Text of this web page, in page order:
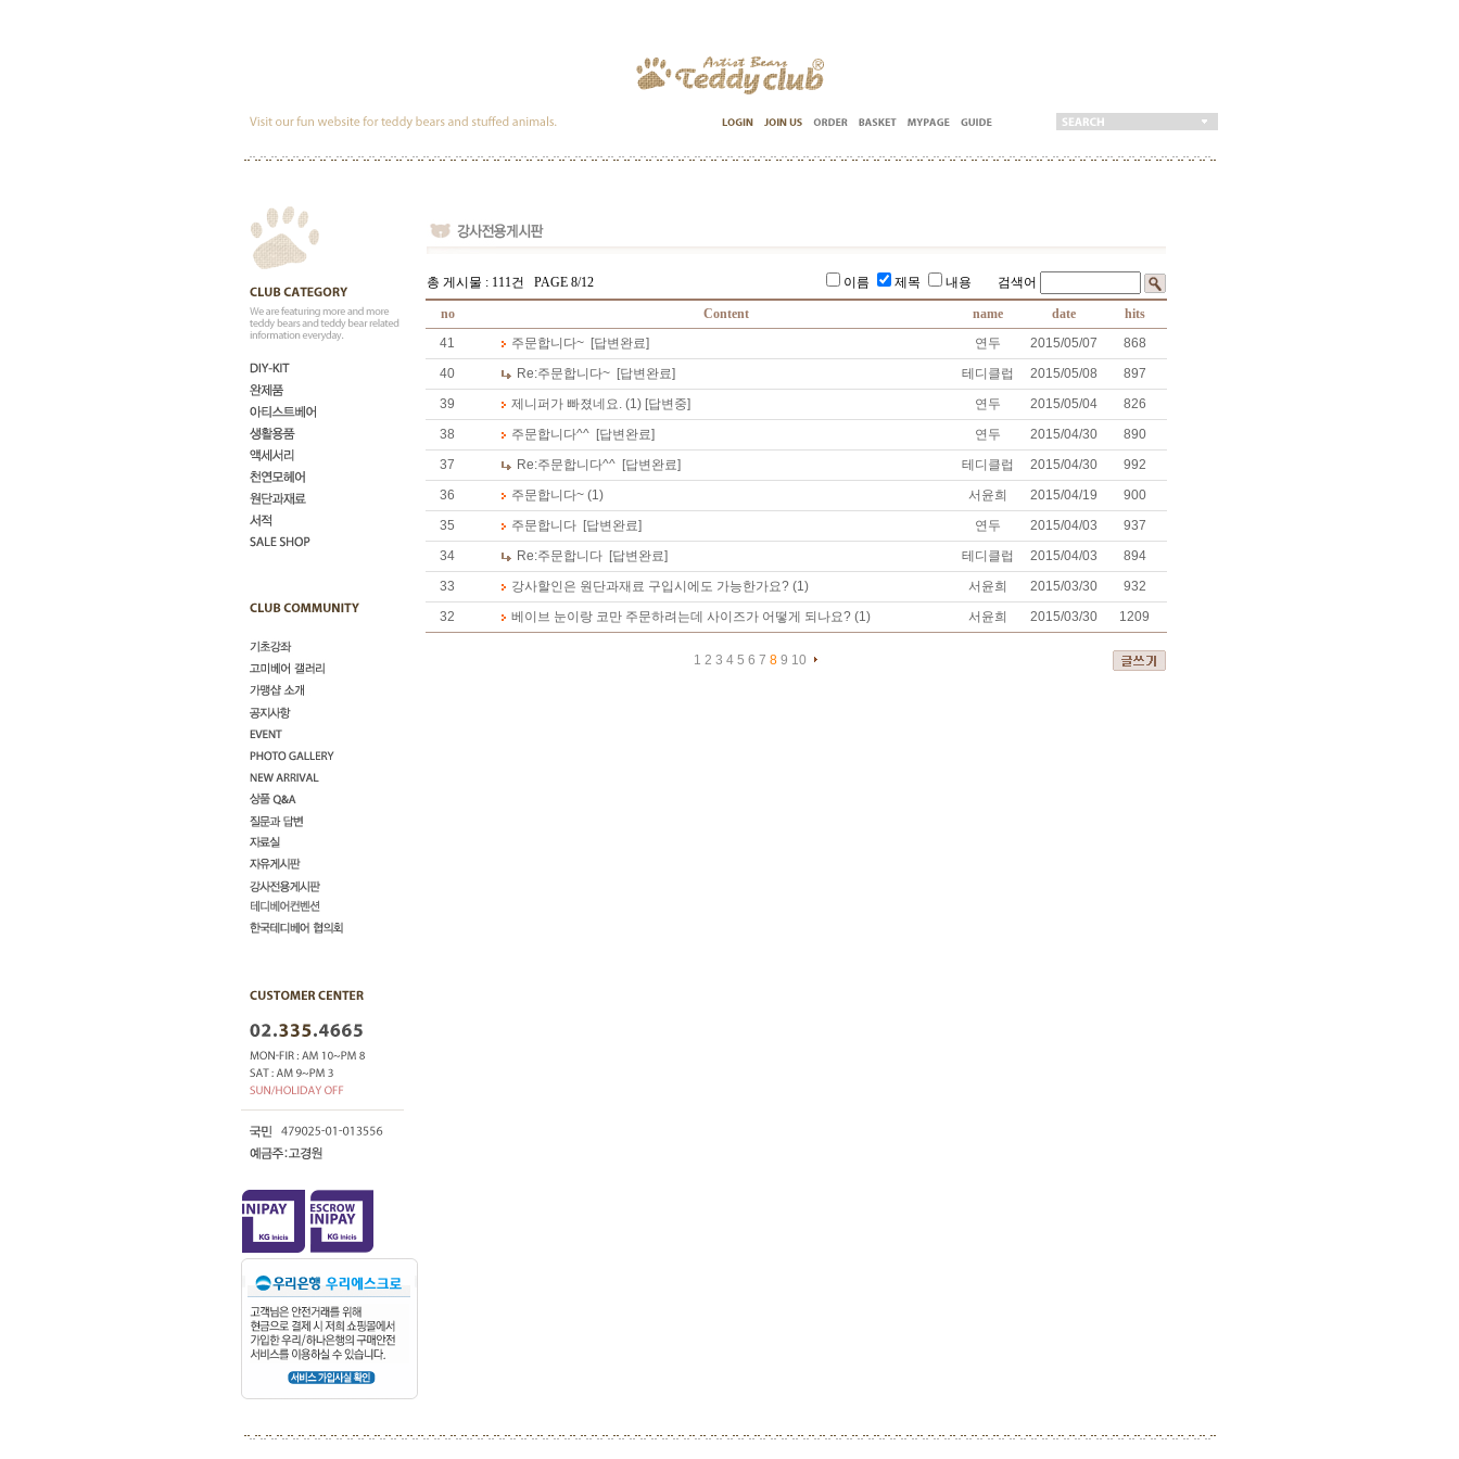
총 게시물 : 111건 PAGE 8/12 이름 제목 내용 검색어
no Content name date
hits
41
주문합니다~ [답변완료] 연두 2015/05/07
868
40
Re:주문합니다~ [답변완료] 테디클럽 2015/05/08
897
39
제니퍼가 빠졌네요. (1) [답변중] 연두 2015/05/04
826
38
주문합니다^^ [답변완료] 연두 2015/04/30
890
37
Re:주문합니다^^ [답변완료] 테디클럽 2015/04/30
992
36
주문합니다~ (1) 서윤희 2015/04/19
900
35
주문합니다 [답변완료] 연두 2015/04/03
937
34
Re:주문합니다 [답변완료] 테디클럽 2015/04/03
894
33
강사할인은 원단과재료 구입시에도 가능한가요? (1) 서윤희 2015/03/30
932
32
베이브 눈이랑 코만 주문하려는데 사이즈가 어떻게 되나요? (1) 서윤희 2015/03/30 1209
1 2 3 4 5 6 7 8 9 10